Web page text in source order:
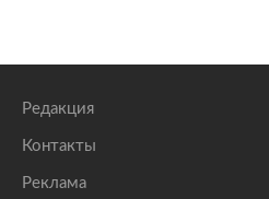
Редакция
Контакты
Реклама